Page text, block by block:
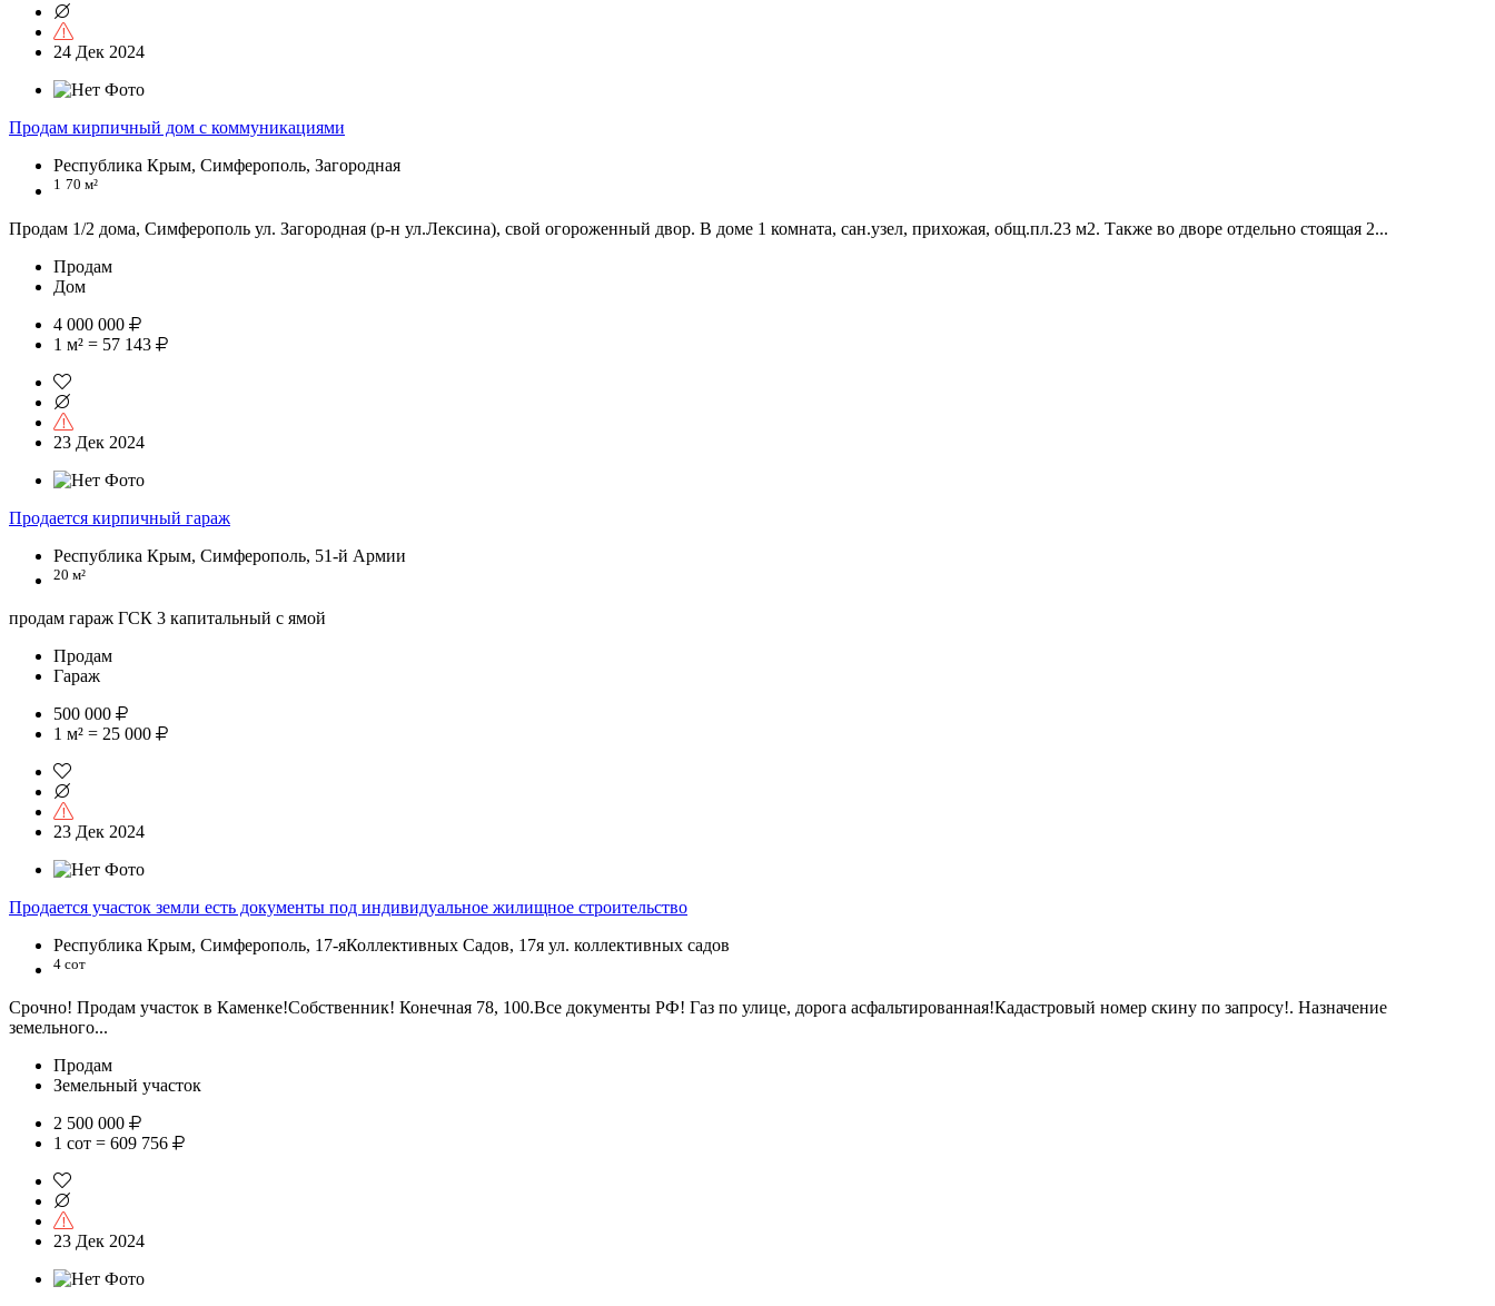
24 Дек 2024
Продам кирпичный дом с коммуникациями
Республика Крым, Симферополь, Загородная
1 70 м²
Продам 1/2 дома, Симферополь ул. Загородная (р-н ул.Лексина), свой огороженный двор. В доме 1 комната, сан.узел, прихожая, общ.пл.23 м2. Также во дворе отдельно стоящая 2...
Продам
Дом
4 000 000
1 м² = 57 143
23 Дек 2024
Продается кирпичный гараж
Республика Крым, Симферополь, 51-й Армии
20 м²
продам гараж ГСК 3 капитальный с ямой
Продам
Гараж
500 000
1 м² = 25 000
23 Дек 2024
Продается участок земли есть документы под индивидуальное жилищное строительство
Республика Крым, Симферополь, 17-яКоллективных Садов, 17я ул. коллективных садов
4 сот
Срочно! Продам участок в Каменке!Собственник! Конечная 78, 100.Все документы РФ! Газ по улице, дорога асфальтированная!Кадастровый номер скину по запросу!. Назначение
земельного...
Продам
Земельный участок
2 500 000
1 сот = 609 756
23 Дек 2024